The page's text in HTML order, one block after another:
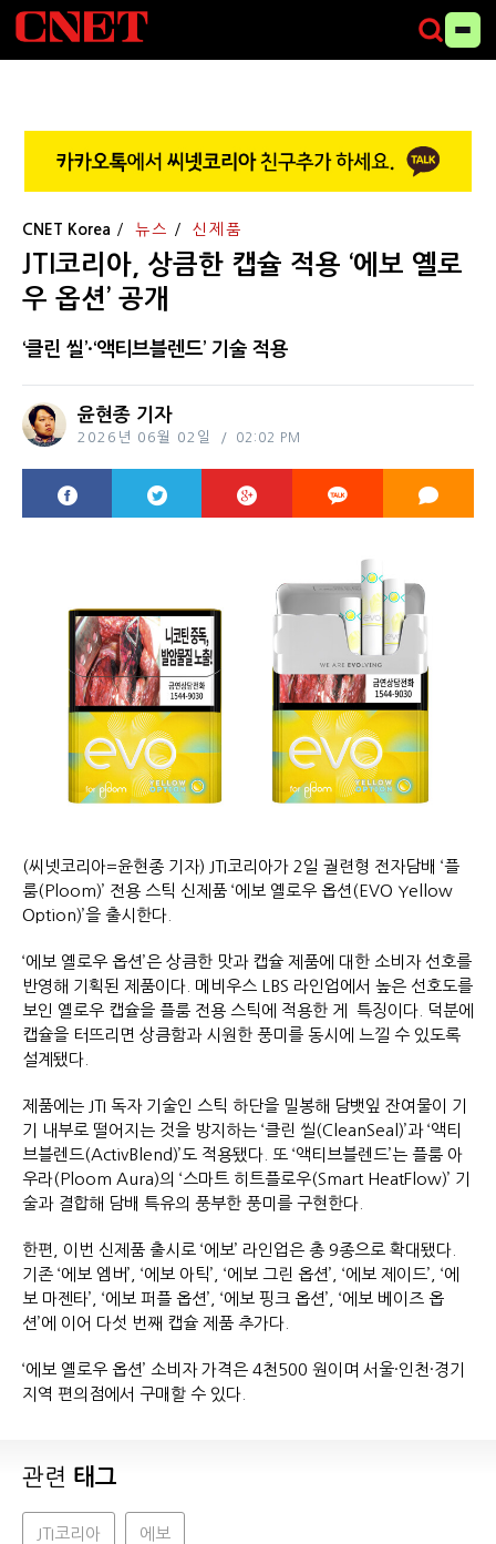
CNET Korea 뉴스 신제품
JTI코리아, 상큼한 캡슐 적용 ‘에보 옐로
우 옵션’ 공개
‘클린 씰’·‘액티브블렌드’ 기술 적용
윤현종 기자
2026년 06월 02일 02:02 PM
(씨넷코리아=윤현종 기자) JTI코리아가 2일 궐련형 전자담배 ‘플
룸(Ploom)’ 전용 스틱 신제품 ‘에보 옐로우 옵션(EVO Yellow
Option)’을 출시한다.
‘에보 옐로우 옵션’은 상큼한 맛과 캡슐 제품에 대한 소비자 선호를
반영해 기획된 제품이다. 메비우스 LBS 라인업에서 높은 선호도를
보인 옐로우 캡슐을 플룸 전용 스틱에 적용한 게 특징이다. 덕분에
캡슐을 터뜨리면 상큼함과 시원한 풍미를 동시에 느낄 수 있도록
설계됐다.
제품에는 JTI 독자 기술인 스틱 하단을 밀봉해 담뱃잎 잔여물이 기
기 내부로 떨어지는 것을 방지하는 ‘클린 씰(CleanSeal)’과 ‘액티
브블렌드(ActivBlend)’도 적용됐다. 또 ‘액티브블렌드’는 플룸 아
우라(Ploom Aura)의 ‘스마트 히트플로우(Smart HeatFlow)’ 기
술과 결합해 담배 특유의 풍부한 풍미를 구현한다.
한편, 이번 신제품 출시로 ‘에보’ 라인업은 총 9종으로 확대됐다.
기존 ‘에보 엠버’, ‘에보 아틱’, ‘에보 그린 옵션’, ‘에보 제이드’, ‘에
보 마젠타’, ‘에보 퍼플 옵션’, ‘에보 핑크 옵션’, ‘에보 베이즈 옵
션’에 이어 다섯 번째 캡슐 제품 추가다.
‘에보 옐로우 옵션’ 소비자 가격은 4천500 원이며 서울·인천·경기
지역 편의점에서 구매할 수 있다.
관련 태그
JTI코리아 에보